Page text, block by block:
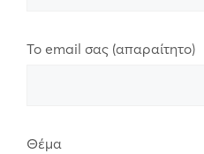
Το email σας (απαραίτητο)
Θέμα